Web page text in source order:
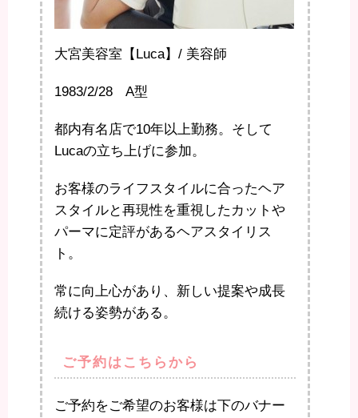
大宮美容室【Luca】/ 美容師
1983/2/28 A型
都内有名店で10年以上勤務。そして
Lucaの立ち上げに参加。
お客様のライフスタイルに合ったヘア
スタイルと再現性を重視したカットや
パーマに定評があるヘアスタイリス
ト。
常に向上心があり、新しい提案や成長
続ける姿勢がある。
ご予約はこちらから
ご予約をご希望のお客様は下のバナー